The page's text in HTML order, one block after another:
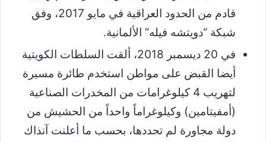
قادم من الحدود العراقية في مايو 2017، وفق
شبكة “دويتشه فيله” الألمانية.
في 20 ديسمبر 2018، ألقت السلطات الكويتية
أيضا القبض على مواطن استخدم طائرة مسيرة
لتهريب 4 كيلوغرامات من المخدرات الصناعية
(أمفيتامين) وكيلوغراماً واحداً من الحشيش من
دولة مجاورة لم تحددها، بحسب ما أعلنت آنذاك